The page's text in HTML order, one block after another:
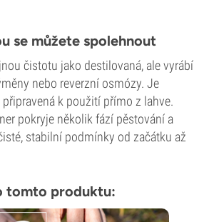
se můžete spolehnout
čistotu jako destilovaná, ale vyrábí
nebo reverzní osmózy. Je
k použití přímo z lahve.
pokryje několik fází pěstování a
stabilní podmínky od začátku až
tomto produktu: